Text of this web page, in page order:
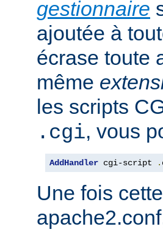
gestionnaire
ajoutée à
écrase toute
même
les scripts
.cgi, vous
AddHandler cgi-script .
Une fois